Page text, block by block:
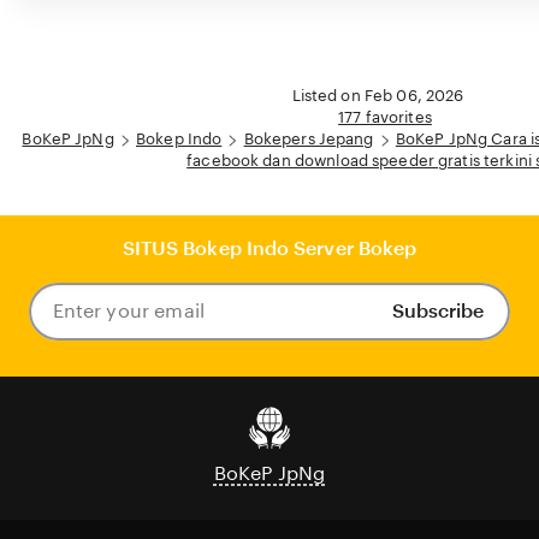
Listed on Feb 06, 2026
177 favorites
BoKeP JpNg
Bokep Indo Bokepers Jepang
BoKeP JpNg
facebook dan download speeder gratis terkini
SITUS Bokep Indo Server Bokep
Enter
your
Subscribe
BoKeP JpNg